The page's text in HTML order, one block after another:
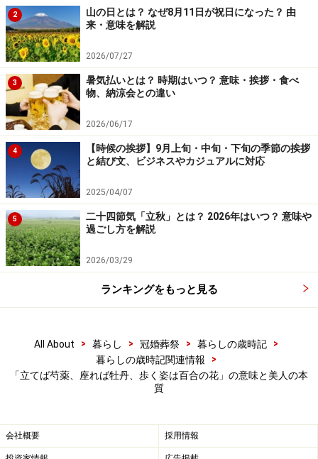
歩く姿は百合の花
百合が風をうけて揺れる様子は、まるで女性が優美に歩いて
いるよう
百合は、しなやかな茎の先にややうつむき加減に花が咲
きます。そして、風をうけて揺れる様子は、まるで女性
が優美に歩いているように見えるでしょう。甘い香りは
香水としても人気があり、こうした花のイメージから、
女性の名前にもよく用いられています。
ことわざ「立てば芍薬 座れば牡丹 歩く姿は
百合の花」の意味
「立てば芍薬、座れば牡丹、歩く姿は百合の花」のように美
りではありません。この3つの花は、リレーするかのよ
2
山の日とは？ なぜ8月11日が祝日になった？ 由
来・意味を解説
2026/07/27
3
暑気払いとは？ 時期はいつ？ 意味・挨拶・食べ
物、納涼会との違い
2026/06/17
4
【時候の挨拶】9月上旬・中旬・下旬の季節の挨拶
と結び文、ビジネスやカジュアルに対応
2025/04/07
5
二十四節気「立秋」とは？ 2026年はいつ？ 意味や
過ごし方を解説
2026/03/29
ランキングをもっと見る
All About > 暮らし > 冠婚葬祭 > 暮らしの歳時記
>
暮らしの歳時記関連情報
>
「立てば芍薬、座れば牡丹、歩く姿は百合の花」の意味と美人の本
質
会社概要 採用情報